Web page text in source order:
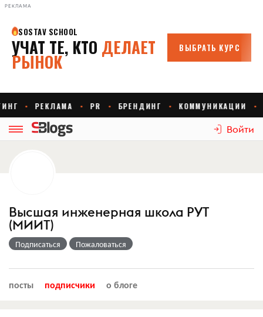
РЕКЛАМА
Войти
Высшая инженерная школа РУТ
(МИИТ)
Подписаться Пожаловаться
посты подписчики о блоге